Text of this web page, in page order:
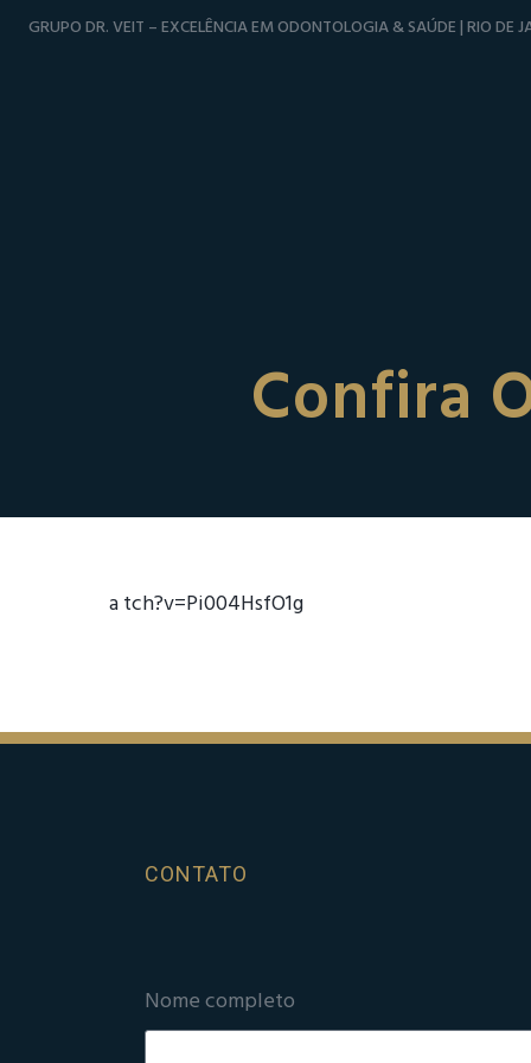
GRUPO DR. VEIT – EXCELÊNCIA EM ODONTOLOGIA & SAÚDE | RIO DE
Confira
a tch?v=Pi004HsfO1g
CONTATO
Nome completo